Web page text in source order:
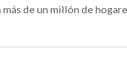
de un millón de